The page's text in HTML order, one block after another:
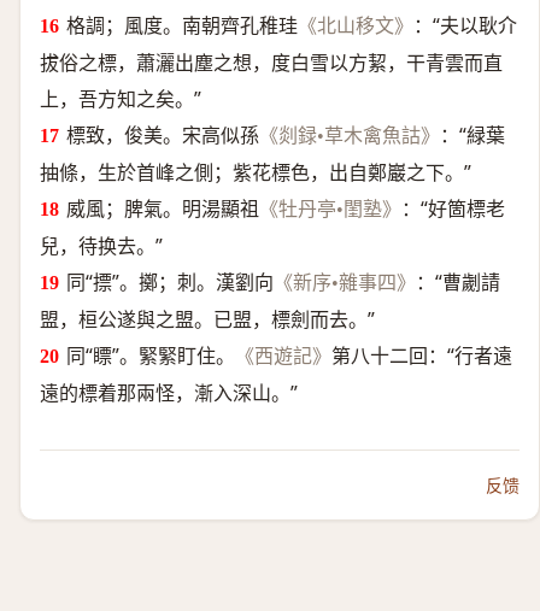
格調；風度。南朝齊孔稚珪《北山移文》
：“夫以耿介
拔俗之標，蕭灑出塵之想，度白雪以方絜，干青雲而直
上，吾方知之矣。”
標致，俊美。宋高似孫 《剡録•草木禽魚詁》
：“緑葉
抽條，生於首峰之側；紫花標色，出自鄭巖之下。”
威風；脾氣。明湯顯祖 《牡丹亭•閨塾》
：“好箇標老
兒，待换去。”
同“摽”。擲；刺。漢劉向 《新序•雜事四》
：“曹劌請
盟，桓公遂與之盟。已盟，標劍而去。”
同“瞟”。緊緊盯住。
《西遊記》 第八十二回：“行者遠
遠的標着那兩怪，漸入深山。”
反馈